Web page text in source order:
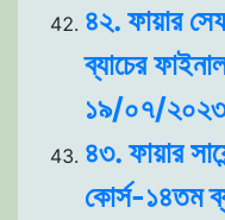
৪২. ফায়ার
ব্যাচের
১৯/০৭/
৪৩. ফায়ার
কোর্স-১৪তম